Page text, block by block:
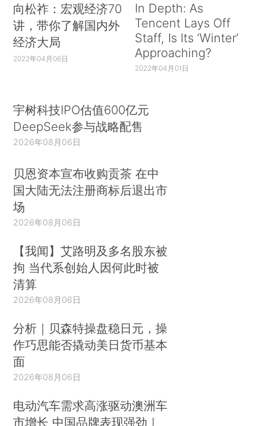
向松祚：宏观经济70
讲，带你了解国内外
经济大局
2022年04月06日
In Depth: As
Tencent Lays Off
Staff, Is Its ‘Winter’
Approaching?
2022年04月01日
宇树科技IPO估值600亿元
DeepSeek参与战略配售
2026年08月06日
贝恩资本宣布收购贡茶 在中
国大陆无法注册商标后退出市
场
2026年08月06日
【我闻】艾路明及多名股东被
拘 当代系创始人因何此时被
清算
2026年08月06日
分析｜贝森特操盘稳日元，操
作巧思能否撬动美日货币基本
面
2026年08月06日
电动汽车需求高涨驱动澳洲车
市增长 中国品牌表现强劲｜